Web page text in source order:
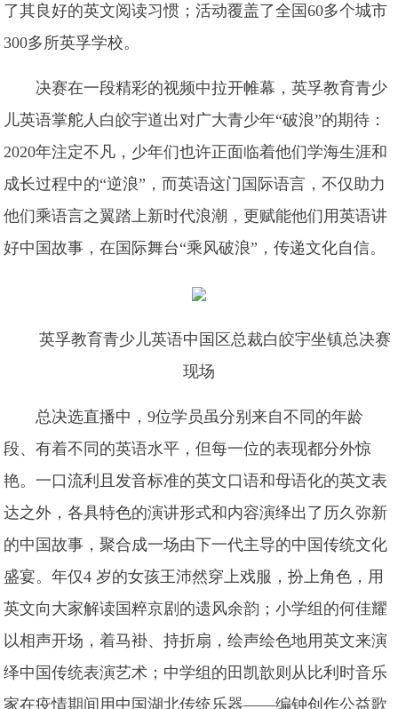
了其良好的英文阅读习惯；活动覆盖了全国60多个城市
300多所英孚学校。
决赛在一段精彩的视频中拉开帷幕，英孚教育青少
儿英语掌舵人白皎宇道出对广大青少年“破浪”的期待：
2020年注定不凡，少年们也许正面临着他们学海生涯和
成长过程中的“逆浪”，而英语这门国际语言，不仅助力
他们乘语言之翼踏上新时代浪潮，更赋能他们用英语讲
好中国故事，在国际舞台“乘风破浪”，传递文化自信。
英孚教育青少儿英语中国区总裁白皎宇坐镇总决赛
现场
总决选直播中，9位学员虽分别来自不同的年龄
段、有着不同的英语水平，但每一位的表现都分外惊
艳。一口流利且发音标准的英文口语和母语化的英文表
达之外，各具特色的演讲形式和内容演绎出了历久弥新
的中国故事，聚合成一场由下一代主导的中国传统文化
盛宴。年仅4 岁的女孩王沛然穿上戏服，扮上角色，用
英文向大家解读国粹京剧的遗风余韵；小学组的何佳耀
以相声开场，着马褂、持折扇，绘声绘色地用英文来演
绎中国传统表演艺术；中学组的田凯歆则从比利时音乐
家在疫情期间用中国湖北传统乐器——编钟创作公益歌